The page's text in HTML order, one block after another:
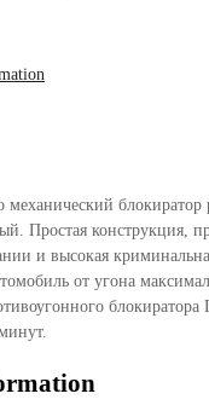
блокиратор
Простая конструкция,
и высокая
от угона
блокиратора